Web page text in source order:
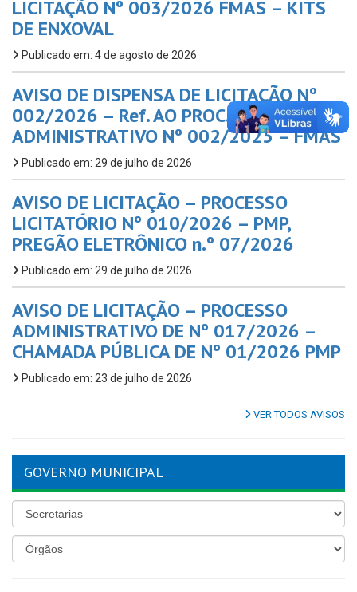
LICITAÇÃO Nº 003/2026 FMAS – KITS
DE ENXOVAL
Publicado em: 4 de agosto de 2026
AVISO DE DISPENSA DE LICITAÇÃO Nº
002/2026 – Ref. AO PROC.
ADMINISTRATIVO Nº 002/2025 – FMAS
Publicado em: 29 de julho de 2026
AVISO DE LICITAÇÃO – PROCESSO
LICITATÓRIO Nº 010/2026 – PMP,
PREGÃO ELETRÔNICO n.º 07/2026
Publicado em: 29 de julho de 2026
AVISO DE LICITAÇÃO – PROCESSO
ADMINISTRATIVO DE Nº 017/2026 –
CHAMADA PÚBLICA DE Nº 01/2026 PMP
Publicado em: 23 de julho de 2026
VER TODOS AVISOS
GOVERNO MUNICIPAL